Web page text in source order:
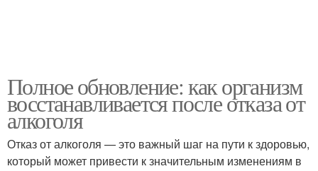
Полное обновление: как организм
восстанавливается после отказа от
алкоголя
Отказ от алкоголя — это важный шаг на пути к здоровью,
который может привести к значительным изменениям в